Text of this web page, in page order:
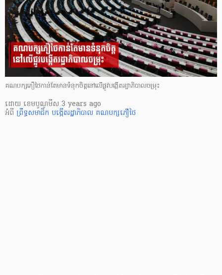
គណបក្សភឿថៃកាន់តែមានទំនុកចិត្តនៅលើផ្លូវបង្កើតរដ្ឋាភិបាលចម្រុះ
ដោយ ​ ខេមបូណូមីស 3 years ago
អំពី ព្រឹទ្ធសមាជិក បង្កើតរដ្ឋាភិបាល គណបក្សភឿថៃ